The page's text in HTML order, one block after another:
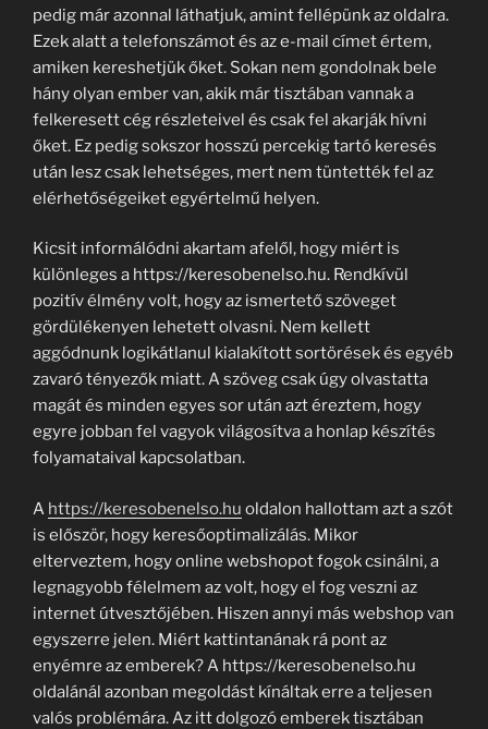
pedig már azonnal láthatjuk, amint fellépünk az oldalra.
Ezek alatt a telefonszámot és az e-mail címet értem,
amiken kereshetjük őket. Sokan nem gondolnak bele
hány olyan ember van, akik már tisztában vannak a
felkeresett cég részleteivel és csak fel akarják hívni
őket. Ez pedig sokszor hosszú percekig tartó keresés
után lesz csak lehetséges, mert nem tüntették fel az
elérhetőségeiket egyértelmű helyen.
Kicsit informálódni akartam afelől, hogy miért is
különleges a https://keresobenelso.hu. Rendkívül
pozitív élmény volt, hogy az ismertető szöveget
gördülékenyen lehetett olvasni. Nem kellett
aggódnunk logikátlanul kialakított sortörések és egyéb
zavaró tényezők miatt. A szöveg csak úgy olvastatta
magát és minden egyes sor után azt éreztem, hogy
egyre jobban fel vagyok világosítva a honlap készítés
folyamataival kapcsolatban.
A https://keresobenelso.hu oldalon hallottam azt a szót
is először, hogy keresőoptimalizálás. Mikor
elterveztem, hogy online webshopot fogok csinálni, a
legnagyobb félelmem az volt, hogy el fog veszni az
internet útvesztőjében. Hiszen annyi más webshop van
egyszerre jelen. Miért kattintanának rá pont az
enyémre az emberek? A https://keresobenelso.hu
oldalánál azonban megoldást kínáltak erre a teljesen
valós problémára. Az itt dolgozó emberek tisztában